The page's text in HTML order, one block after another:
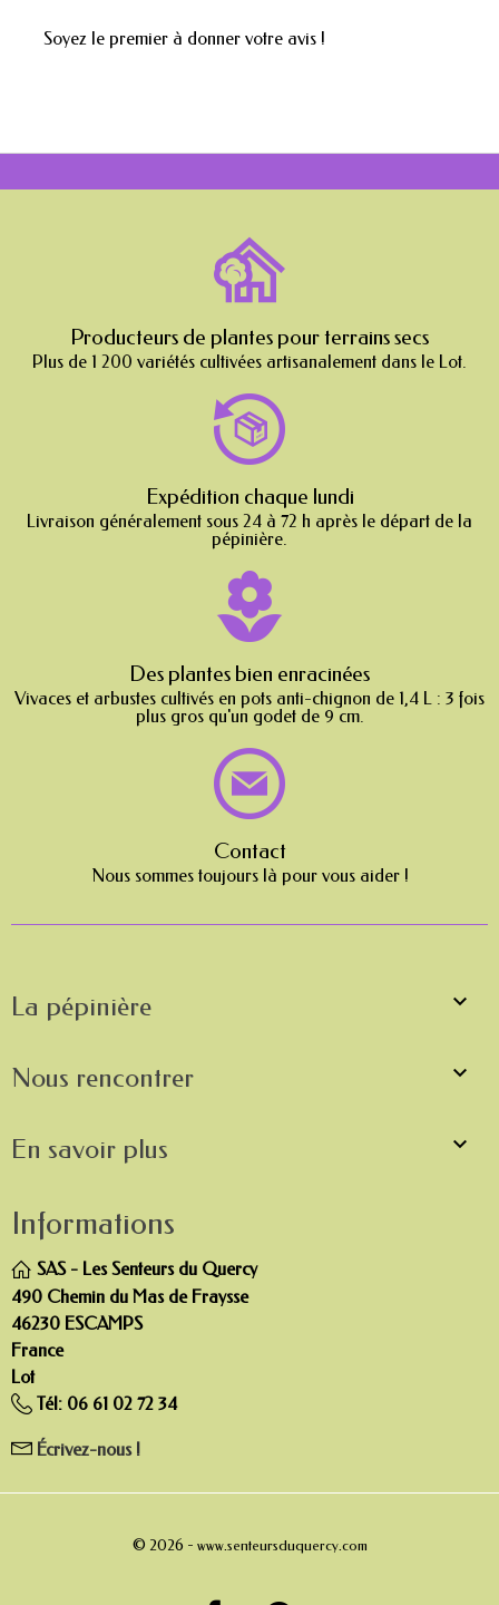
Soyez le premier à donner votre avis !
Producteurs de plantes pour terrains secs
Plus de 1 200 variétés cultivées artisanalement dans le Lot.
Expédition chaque lundi
Livraison généralement sous 24 à 72 h après le départ de la
pépinière.
Des plantes bien enracinées
Vivaces et arbustes cultivés en pots anti-chignon de 1,4 L : 3 fois
plus gros qu'un godet de 9 cm.
Contact
Nous sommes toujours là pour vous aider !
La pépinière 
Nous rencontrer 
En savoir plus 
Informations
SAS - Les Senteurs du Quercy
490 Chemin du Mas de Fraysse
46230 ESCAMPS
France
Lot
Tél: 06 61 02 72 34
Écrivez-nous !
© 2026 - www.senteursduquercy.com